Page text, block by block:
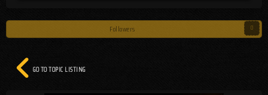
Followers 0
GO TO TOPIC LISTING